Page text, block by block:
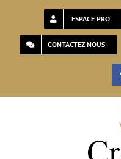
contenu
ESPACE PRO
CONTACTEZ-NOUS